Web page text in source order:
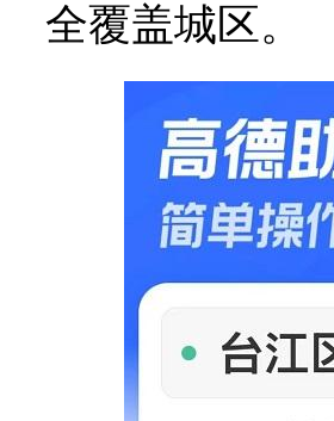
全覆盖城区。